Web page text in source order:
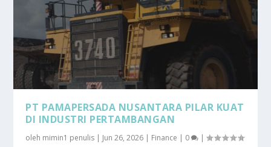
PT PAMAPERSADA NUSANTARA PILAR KUAT
DI INDUSTRI PERTAMBANGAN
oleh mimin1 penulis | Jun 26, 2026 | Finance | 0 |